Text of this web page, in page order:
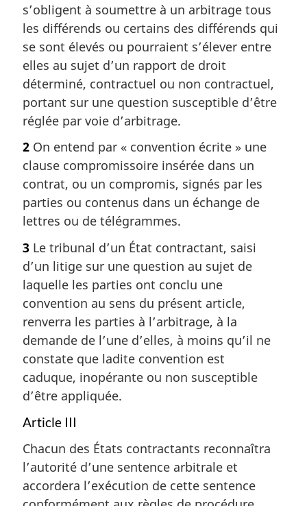
s’obligent à soumettre à un arbitrage tous
les différends ou certains des différends qui
se sont élevés ou pourraient s’élever entre
elles au sujet d’un rapport de droit
déterminé, contractuel ou non contractuel,
portant sur une question susceptible d’être
réglée par voie d’arbitrage.
2 On entend par « convention écrite » une
clause compromissoire insérée dans un
contrat, ou un compromis, signés par les
parties ou contenus dans un échange de
lettres ou de télégrammes.
3 Le tribunal d’un État contractant, saisi
d’un litige sur une question au sujet de
laquelle les parties ont conclu une
convention au sens du présent article,
renverra les parties à l’arbitrage, à la
demande de l’une d’elles, à moins qu’il ne
constate que ladite convention est
caduque, inopérante ou non susceptible
d’être appliquée.
Article III
Chacun des États contractants reconnaîtra
l’autorité d’une sentence arbitrale et
accordera l’exécution de cette sentence